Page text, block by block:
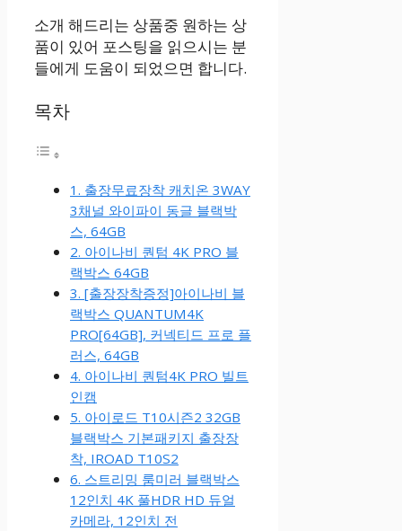
소개 해드리는 상품중 원하는 상
품이 있어 포스팅을 읽으시는 분
들에게 도움이 되었으면 합니다.
목차
1. 출장무료장착 캐치온 3WAY
3채널 와이파이 동글 블랙박
스, 64GB
2. 아이나비 퀀텀 4K PRO 블
랙박스 64GB
3. [출장장착증정]아이나비 블
랙박스 QUANTUM4K
PRO[64GB], 커넥티드 프로 플
러스, 64GB
4. 아이나비 퀀텀4K PRO 빌트
인캠
5. 아이로드 T10시즌2 32GB
블랙박스 기본패키지 출장장
착, IROAD T10S2
6. 스트리밍 룸미러 블랙박스
12인치 4K 풀HDR HD 듀얼
카메라, 12인치 전